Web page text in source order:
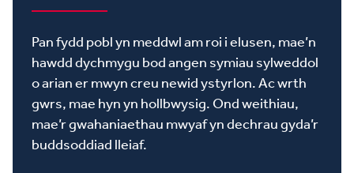
Pan fydd pobl yn meddwl am roi i elusen, mae’n
hawdd dychmygu bod angen symiau sylweddol
o arian er mwyn creu newid ystyrlon. Ac wrth
gwrs, mae hyn yn hollbwysig. Ond weithiau,
mae’r gwahaniaethau mwyaf yn dechrau gyda’r
buddsoddiad lleiaf.